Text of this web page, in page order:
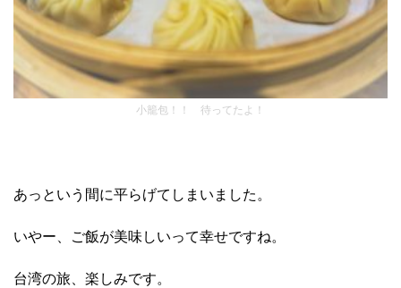
小籠包！！ 待ってたよ！
あっという間に平らげてしまいました。
いやー、ご飯が美味しいって幸せですね。
台湾の旅、楽しみです。